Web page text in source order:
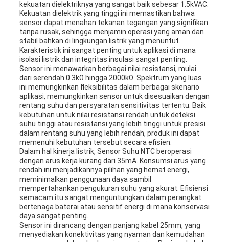
kekuatan dielektriknya yang sangat baik sebesar 1.5kVAC.
Kekuatan dielektrik yang tinggi ini memastikan bahwa
sensor dapat menahan tekanan tegangan yang signifikan
tanpa rusak, sehingga menjamin operasi yang aman dan
stabil bahkan di lingkungan listrik yang menuntut.
Karakteristik ini sangat penting untuk aplikasi di mana
isolasi listrik dan integritas insulasi sangat penting.
Sensor ini menawarkan berbagai nilai resistansi, mulai
dari serendah 0.3kΩ hingga 2000kΩ. Spektrum yang luas
ini memungkinkan fleksibilitas dalam berbagai skenario
aplikasi, memungkinkan sensor untuk disesuaikan dengan
rentang suhu dan persyaratan sensitivitas tertentu. Baik
kebutuhan untuk nilai resistansi rendah untuk deteksi
suhu tinggi atau resistansi yang lebih tinggi untuk presisi
dalam rentang suhu yang lebih rendah, produk ini dapat
memenuhi kebutuhan tersebut secara efisien.
Dalam hal kinerja listrik, Sensor Suhu NTC beroperasi
dengan arus kerja kurang dari 35mA. Konsumsi arus yang
rendah ini menjadikannya pilihan yang hemat energi,
meminimalkan penggunaan daya sambil
mempertahankan pengukuran suhu yang akurat. Efisiensi
semacam itu sangat menguntungkan dalam perangkat
bertenaga baterai atau sensitif energi di mana konservasi
daya sangat penting.
Sensor ini dirancang dengan panjang kabel 25mm, yang
menyediakan konektivitas yang nyaman dan kemudahan